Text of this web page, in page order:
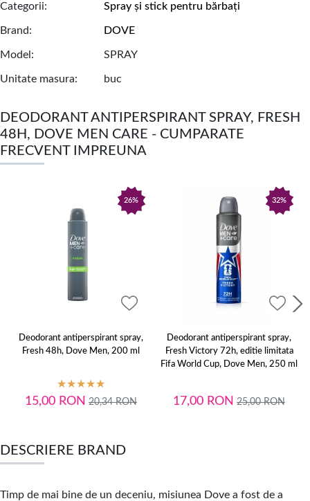
Categorii Spray și stick pentru bărbați
Brand DOVE
Model SPRAY
Unitate masura buc
DEODORANT ANTIPERSPIRANT SPRAY, FRESH
48H, DOVE MEN CARE - CUMPARATE
FRECVENT IMPREUNA
26%
Deodorant antiperspirant spray,
Fresh 48h, Dove Men, 200 ml
15,00 RON 20,34RON
32%
Deodorant antiperspirant spray,
Fresh Victory 72h, editie limitata
Fifa World Cup, Dove Men, 250 ml
17,00 RON 25,00RON
DESCRIERE BRAND
Timp de mai bine de un deceniu, misiunea Dove a fost de a